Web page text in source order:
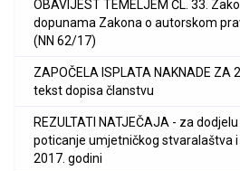
OBAVIJEST TEMELJEM ČL. 33.
dopunama Zakona o autorskom
(NN 62/17)
ZAPOČELA ISPLATA NAKNADE ZA
tekst dopisa članstvu
REZULTATI NATJEČAJA - za
poticanje umjetničkog stvaralaštva
2017. godini